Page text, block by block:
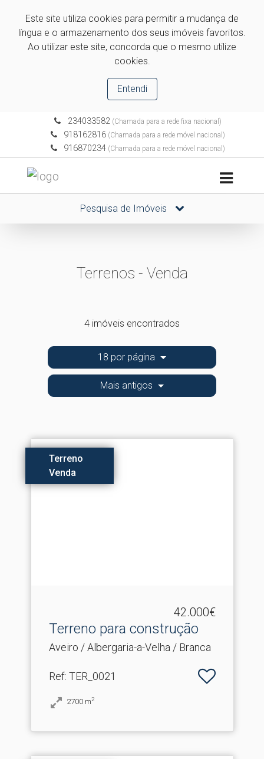
Este site utiliza cookies para permitir a mudança de
língua e o armazenamento dos seus imóveis favoritos.
Ao utilizar este site, concorda que o mesmo utilize
cookies.
Entendi
234033582(Chamada para a rede fixa nacional)
918162816 (Chamada para a rede móvel nacional)
916870234 (Chamada para a rede móvel nacional)
Pesquisa de Imóveis
Terrenos - Venda
4 imóveis encontrados
18 por página
Mais antigos
Terreno
Venda
42.000€
Terreno para construção
Aveiro / Albergaria-a-Velha / Branca
Ref: TER_0021
2700 m2